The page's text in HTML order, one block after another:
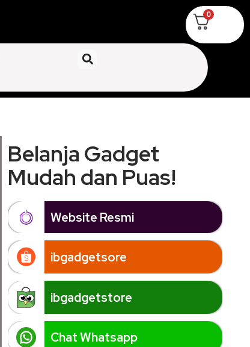
0
Belanja Gadget
Mudah dan Puas!
Website Resmi
ibgadgetsore
ibgadgetstore
Chat Whatsapp